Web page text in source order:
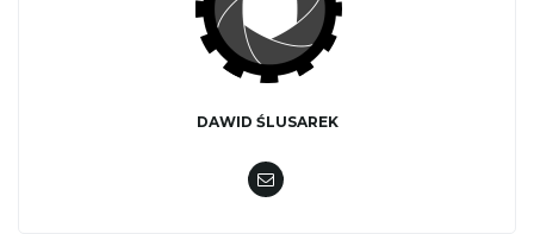
DAWID ŚLUSAREK